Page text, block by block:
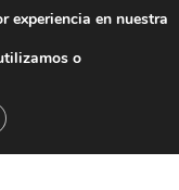
experiencia en nuestra
o